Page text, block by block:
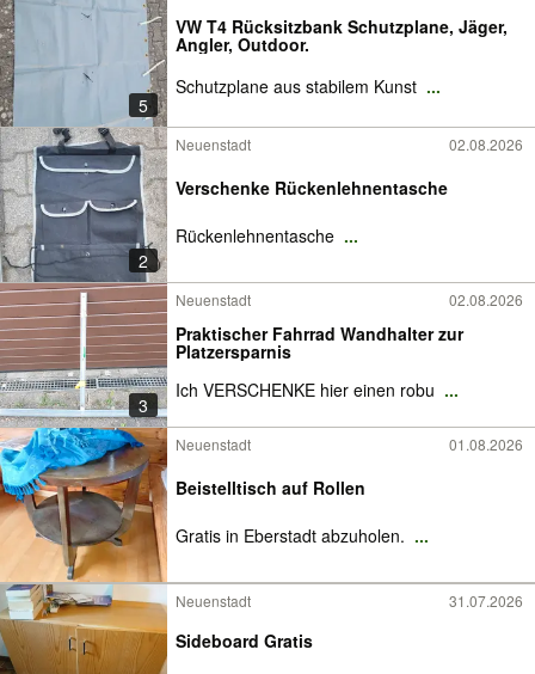
5
VW T4 Rücksitzbank Schutzplane, Jäger,
Angler, Outdoor.
Schutzplane aus stabilem Kunst ...
2
Neuenstadt 02.08.2026
Verschenke Rückenlehnentasche
Rückenlehnentasche ...
3
Neuenstadt 02.08.2026
Praktischer Fahrrad Wandhalter zur
Platzersparnis
Ich VERSCHENKE hier einen robu ...
Neuenstadt 01.08.2026
Beistelltisch auf Rollen
Gratis in Eberstadt abzuholen. ...
Neuenstadt 31.07.2026
Sideboard Gratis